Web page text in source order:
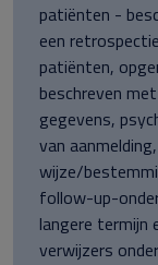
patiënten -
een
patiënten,
beschreven
gegevens,
van
wijze/
follow-up-
langere termijn
verwijzers